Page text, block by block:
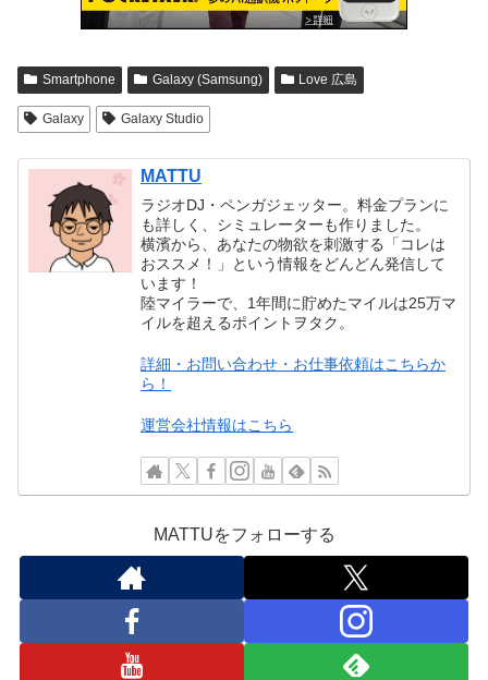
Smartphone Galaxy (Samsung) Love 広島
Galaxy Galaxy Studio
MATTU
ラジオDJ・ペンガジェッター。料金プランに
も詳しく、シミュレーターも作りました。
横濱から、あなたの物欲を刺激する「コレは
おススメ！」という情報をどんどん発信して
います！
陸マイラーで、1年間に貯めたマイルは25万マ
イルを超えるポイントヲタク。
詳細・お問い合わせ・お仕事依頼はこちらか
ら！
運営会社情報はこちら
MATTUをフォローする